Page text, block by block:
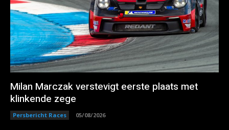
Milan Marczak verstevigt eerste plaats met
klinkende zege
Persbericht Races 05/08/2026